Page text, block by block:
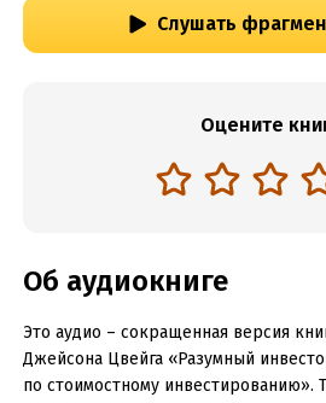
Слушать
Оцените
Об аудиокниге
Это аудио – сокращенная версия
Джейсона Цвейга «Разумный
по стоимостному инвестированию».